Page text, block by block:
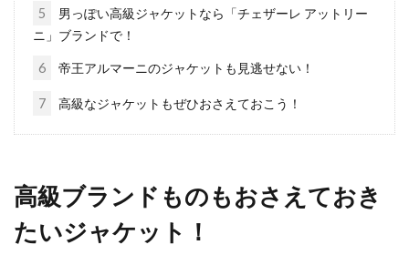
いるのではな...
万能な白Tシャツを着回し！おすす
めレディースコーデを紹介
シャツをおしゃれに着こなすには選び方が大
切！3 白...
5
男っぽい高級ジャケットなら「チェザーレ アットリー
ニ」ブランドで！
6 帝王アルマーニのジャケットも見逃せない！
7 高級なジャケットもぜひおさえておこう！
高級ブランドものもおさえておき
たいジャケット！